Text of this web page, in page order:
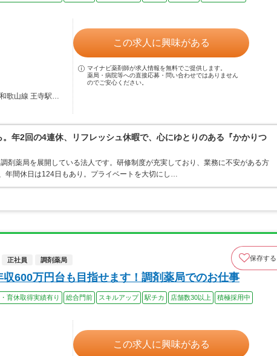
歌山線 王寺駅…
この求人に興味がある
マイナビ薬剤師が求人情報を無料でご提供します。
薬局・病院等への直接応募・問い合わせではありません
のでご安心ください。
年2回の4連休、リフレッシュ休暇で、心にゆとりのある『かかりつ
剤薬局を展開している法人です。研修制度が充実しており、業務に不安がある方
年間休日は124日もあり。プライベートを大切にし…
正社員 調剤薬局 保存する
600万円台も目指せます！調剤薬局でのお仕事
育休取得実績有り 総合門前 スキルアップ 駅チカ 店舗数30以上
積極採用中
この求人に興味がある